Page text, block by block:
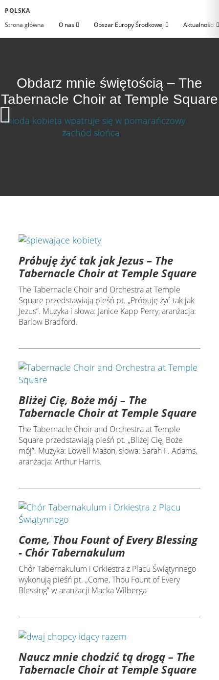
POLSKA
Strona główna
O nas Obszar Europy Środkowej Aktualności
Obdarz mnie świętością – The
Tabernacle Choir at Temple Square
Próbuję żyć tak jak Jezus – The
Tabernacle Choir at Temple Square
The Tabernacle Choir and Orchestra at Temple
Square przedstawiają pieśń pt. „Próbuję żyć tak jak
Jezus”. Muzyka i słowa: Janice Kapp Perry, aranżacja:
Barlow Bradford.
Bliżej Cię, Boże mój – The
Tabernacle Choir at Temple Square
The Tabernacle Choir and Orchestra at Temple
Square przedstawiają pieśń pt. „Bliżej Cię, Boże
mój”. Muzyka: Lowell Mason, słowa: Sarah F. Adams,
aranżacja: Arthur Harris.
Come, Thou Fount of Every Blessing
- Chór Tabernakulum
Chór Tabernakulum i Orkiestra z Placu Świątynnego
wykonują pieśń pt. „Come, Thou Fount of Every
Blessing” w aranżacji Macka Wilberga
Naucz mnie chodzić tą drogą – The
Tabernacle Choir at Temple Square